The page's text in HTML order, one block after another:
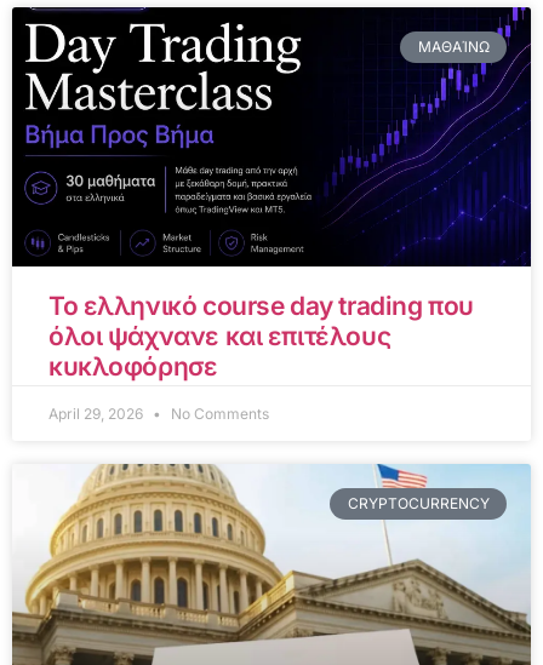
ΜΑΘΑΊΝΩ
Το ελληνικό course day trading που
όλοι ψάχνανε και επιτέλους
κυκλοφόρησε
April 29, 2026 No Comments
CRYPTOCURRENCY